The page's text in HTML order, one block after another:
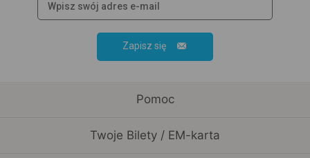
Zapisz się
Pomoc
Twoje Bilety / EM-karta